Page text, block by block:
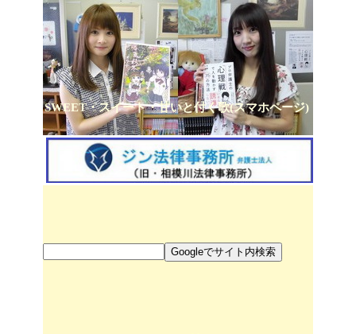
SWEET・スイート・甘いと付く歌(スマホページ)